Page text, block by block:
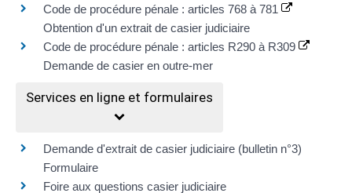
Code de procédure pénale : articles 768 à 781
Obtention d'un extrait de casier judiciaire
Code de procédure pénale : articles R290 à R309
Demande de casier en outre-mer
Services en ligne et formulaires
Demande d'extrait de casier judiciaire (bulletin n°3)
Formulaire
Foire aux questions casier judiciaire